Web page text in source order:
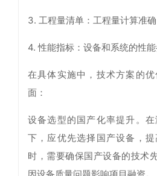
3. 工程量清单：工程量计算准
4. 性能指标：设备和系统的性
在具体实施中，技术方案的
面：
设备选型的国产化率提升。
下，应优先选择国产设备，
时，需要确保国产设备的技术